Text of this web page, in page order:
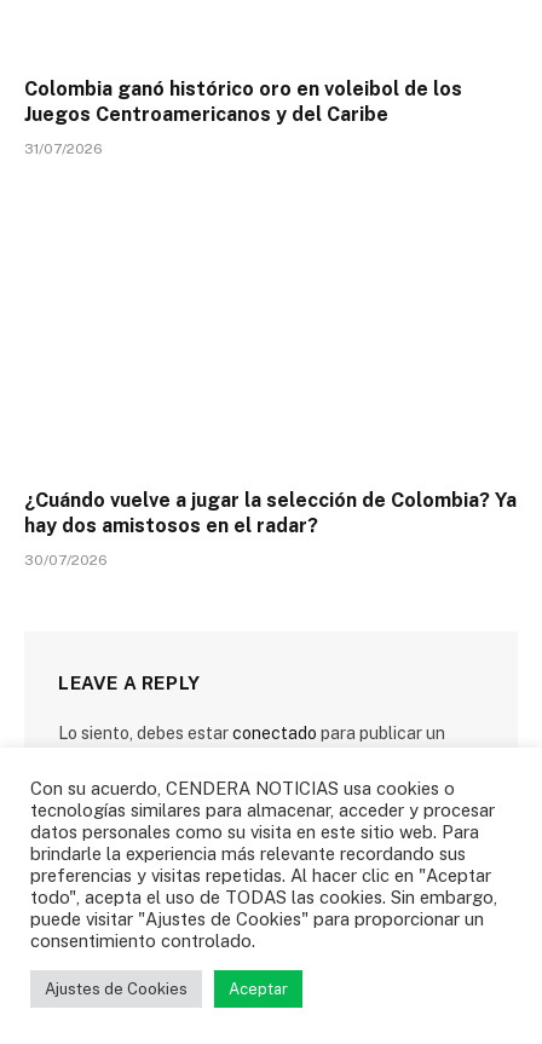
Colombia ganó histórico oro en voleibol de los
Juegos Centroamericanos y del Caribe
31/07/2026
¿Cuándo vuelve a jugar la selección de Colombia? Ya
hay dos amistosos en el radar?
30/07/2026
LEAVE A REPLY
Lo siento, debes estarconectado para publicar un
SIGUENOS
Con su acuerdo, CENDERA NOTICIAS usa cookies o
tecnologías similares para almacenar, acceder y procesar
datos personales como su visita en este sitio web. Para
brindarle la experiencia más relevante recordando sus
preferencias y visitas repetidas. Al hacer clic en "Aceptar
todo", acepta el uso de TODAS las cookies. Sin embargo,
puede visitar "Ajustes de Cookies" para proporcionar un
consentimiento controlado.
Ajustes de Cookies Aceptar